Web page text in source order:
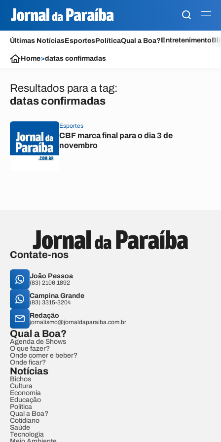
Últimas NotíciasEsportesPolíticaQual a Boa?Entretenimento
Home>datas confirmadas
Resultados para a tag:
datas confirmadas
Esportes
CBF marca final para o dia 3 de
novembro
Contate-nos
João Pessoa
(83) 2106.1892
Campina Grande
(83) 3315-3204
Redação
jornalismo@jornaldaparaiba.com.br
Qual a Boa?
Agenda de Shows
O que fazer?
Onde comer e beber?
Onde ficar?
Notícias
Bichos
Cultura
Economia
Educação
Política
Qual a Boa?
Cotidiano
Saúde
Tecnologia